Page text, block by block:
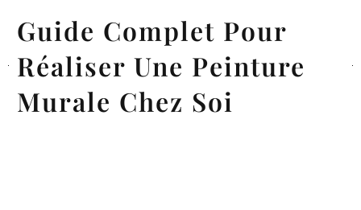
Guide Complet Pour
Réaliser Une Peinture
Murale Chez Soi